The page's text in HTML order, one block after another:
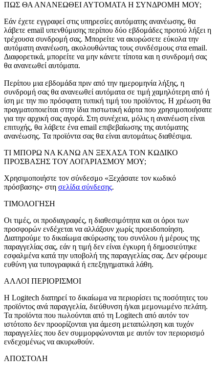
ΠΩΣ ΘΑ ΑΝΑΝΕΩΘΕΙ ΑΥΤΟΜΑΤΑ Η ΣΥΝΔΡΟΜΗ ΜΟΥ;
Εάν έχετε εγγραφεί στις υπηρεσίες αυτόματης ανανέωσης, θα
λάβετε email υπενθύμισης περίπου δύο εβδομάδες προτού λήξει η
τρέχουσα συνδρομή σας. Μπορείτε να ακυρώσετε εύκολα την
αυτόματη ανανέωση, ακολουθώντας τους συνδέσμους στα email.
Διαφορετικά, μπορείτε να μην κάνετε τίποτα και η συνδρομή σας
θα ανανεωθεί αυτόματα.
Περίπου μια εβδομάδα πριν από την ημερομηνία λήξης, η
συνδρομή σας θα ανανεωθεί αυτόματα σε τιμή χαμηλότερη από ή
ίση με την πιο πρόσφατη τυπική τιμή του προϊόντος. Η χρέωση θα
πραγματοποιείται στην ίδια πιστωτική κάρτα που χρησιμοποιήσατε
για την αρχική σας αγορά. Στη συνέχεια, μόλις η ανανέωση είναι
επιτυχής, θα λάβετε ένα email επιβεβαίωσης της αυτόματης
ανανέωσης. Τα προϊόντα σας θα είναι αυτομάτως διαθέσιμα.
ΤΙ ΜΠΟΡΩ ΝΑ ΚΑΝΩ ΑΝ ΞΕΧΑΣΑ ΤΟΝ ΚΩΔΙΚΟ
ΠΡΟΣΒΑΣΗΣ ΤΟΥ ΛΟΓΑΡΙΑΣΜΟΥ ΜΟΥ;
Χρησιμοποιήστε τον σύνδεσμο «Ξεχάσατε τον κωδικό
πρόσβασης» στη σελίδα σύνδεσης.
ΤΙΜΟΛΟΓΗΣΗ
Οι τιμές, οι προδιαγραφές, η διαθεσιμότητα και οι όροι των
προσφορών ενδέχεται να αλλάξουν χωρίς προειδοποίηση.
Διατηρούμε το δικαίωμα ακύρωσης του συνόλου ή μέρους της
παραγγελίας σας, εάν η τιμή δεν είναι έγκυρη ή δημοσιεύτηκε
εσφαλμένα κατά την υποβολή της παραγγελίας σας. Δεν φέρουμε
ευθύνη για τυπογραφικά ή επεξηγηματικά λάθη.
ΑΛΛΟΙ ΠΕΡΙΟΡΙΣΜΟΙ
Η Logitech διατηρεί το δικαίωμα να περιορίσει τις ποσότητες του
προϊόντος ανά παραγγελία, διεύθυνση ή/και μεμονωμένο πελάτη.
Τα προϊόντα που πωλούνται από τη Logitech από αυτόν τον
ιστότοπο δεν προορίζονται για άμεση μεταπώληση και τυχόν
παραγγελίες που δεν συμμορφώνονται με αυτόν τον περιορισμό
ενδεχομένως να ακυρωθούν.
ΑΠΟΣΤΟΛΗ